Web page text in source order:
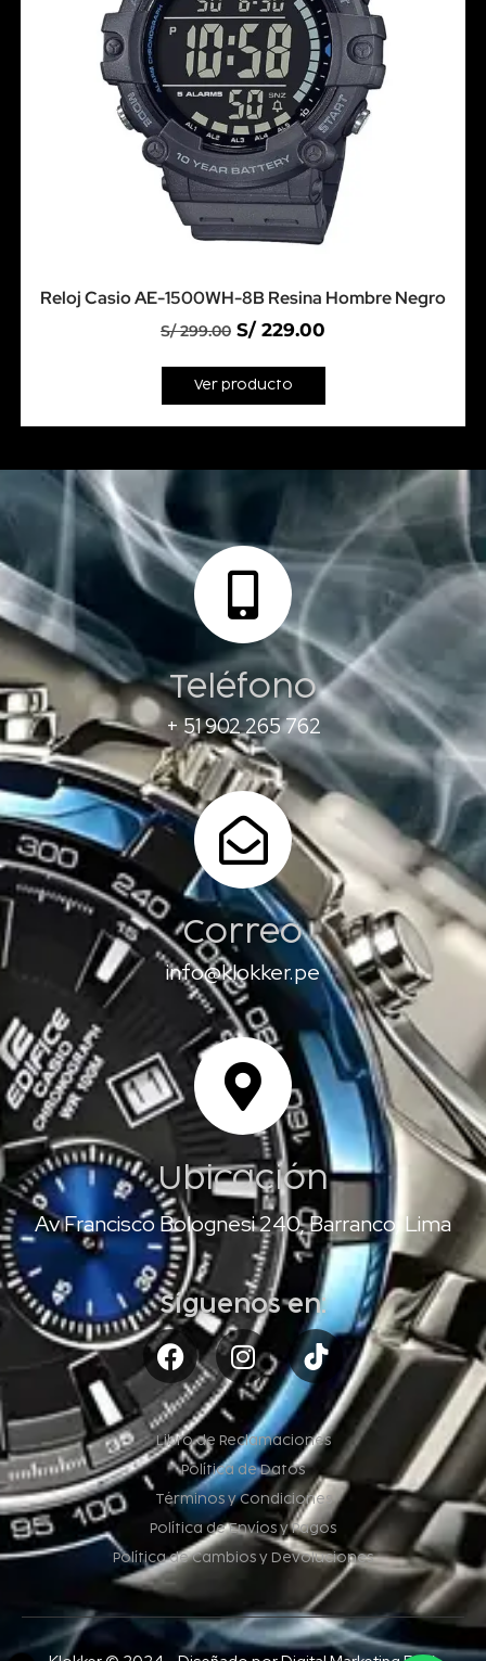
Reloj Casio AE-1500WH-8B Resina Hombre Negro
S/299.00 S/ 229.00
Ver producto
Teléfono
+ 51 902 265 762
Correo
info@klokker.pe
Ubicación
Av Francisco Bolognesi 240, Barranco, Lima
Síguenos en:
Libro de Reclamaciones
Política de Datos
Términos y Condiciones
Política de Envíos y Pagos
Política de Cambios y Devoluciones